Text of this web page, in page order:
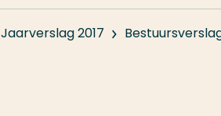
Jaarverslag 2017